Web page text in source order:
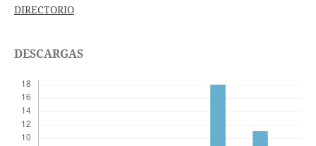
DIRECTORIO
DESCARGAS